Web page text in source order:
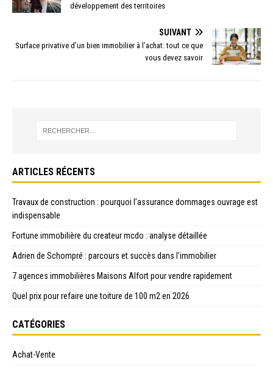
développement des territoires
SUIVANT
Surface privative d’un bien immobilier à l’achat: tout ce que
vous devez savoir
ARTICLES RÉCENTS
Travaux de construction : pourquoi l’assurance dommages ouvrage est
indispensable
Fortune immobilière du createur mcdo : analyse détaillée
Adrien de Schompré : parcours et succès dans l’immobilier
7 agences immobilières Maisons Alfort pour vendre rapidement
Quel prix pour refaire une toiture de 100 m2 en 2026
CATÉGORIES
Achat-Vente